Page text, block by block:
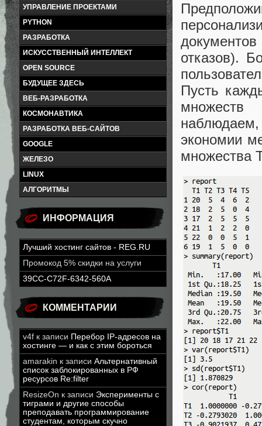
УПРАВЛЕНИЕ ПРОЕКТАМИ
PYTHON
РАЗРАБОТКА
ИСКУССТВЕННЫЙ ИНТЕЛЛЕКТ
OPEN SOURCE
БУДУЩЕЕ ЗДЕСЬ
ВЕБ-РАЗРАБОТКА
КОСМОНАВТИКА
РАЗРАБОТКА ВЕБ-САЙТОВ
GOOGLE
ЖЕЛЕЗО
LINUX
АЛГОРИТМЫ
ИНФОРМАЦИЯ
Лучший хостинг сайтов - REG.RU
Промокод 5% скидки на услуги
39CC-C72F-6342-560A
КОММЕНТАРИИ
v4f к записи Перебор IP-адресов на
хостинге — и как с этим бороться
amarakin к записи Альтернативный
список заблокированных в РФ
ресурсов Re:filter
ResizeOn к записи Эксперименты с
тиграми и другие способы
преподавать программирование
студентам, которым скучно
отказов).
Пусть
наблюдаем,
экономии
множества